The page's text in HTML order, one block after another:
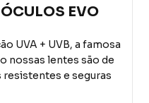
EVO
UVA + UVB, a famosa
nossas lentes são de
e seguras